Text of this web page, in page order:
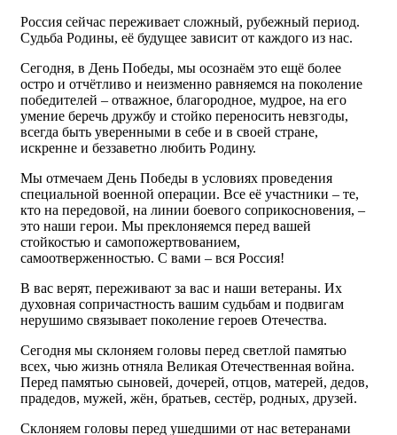
Россия сейчас переживает сложный, рубежный период.
Судьба Родины, её будущее зависит от каждого из нас.
Сегодня, в День Победы, мы осознаём это ещё более
остро и отчётливо и неизменно равняемся на поколение
победителей – отважное, благородное, мудрое, на его
умение беречь дружбу и стойко переносить невзгоды,
всегда быть уверенными в себе и в своей стране,
искренне и беззаветно любить Родину.
Мы отмечаем День Победы в условиях проведения
специальной военной операции. Все её участники – те,
кто на передовой, на линии боевого соприкосновения, –
это наши герои. Мы преклоняемся перед вашей
стойкостью и самопожертвованием,
самоотверженностью. С вами – вся Россия!
В вас верят, переживают за вас и наши ветераны. Их
духовная сопричастность вашим судьбам и подвигам
нерушимо связывает поколение героев Отечества.
Сегодня мы склоняем головы перед светлой памятью
всех, чью жизнь отняла Великая Отечественная война.
Перед памятью сыновей, дочерей, отцов, матерей, дедов,
прадедов, мужей, жён, братьев, сестёр, родных, друзей.
Склоняем головы перед ушедшими от нас ветеранами